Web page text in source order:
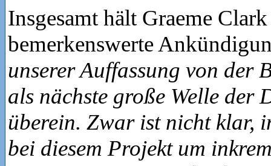
Insgesamt hält Graeme
bemerkenswerte
unserer Auffassung von der
als nächste große Welle der
überein. Zwar ist nicht klar,
bei diesem Projekt um